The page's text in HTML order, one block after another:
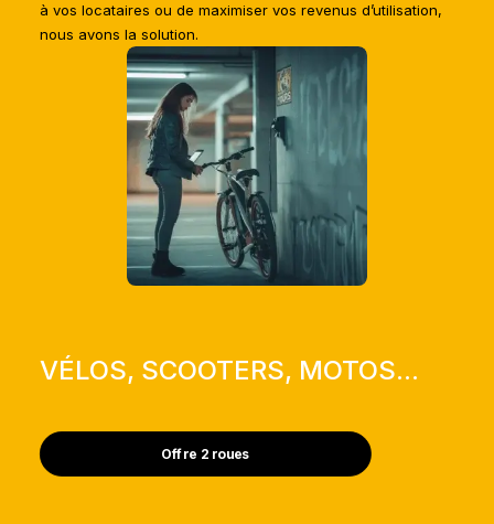
à vos locataires ou de maximiser vos revenus d’utilisation,
nous avons la solution.
VÉLOS, SCOOTERS, MOTOS...
Offre 2 roues